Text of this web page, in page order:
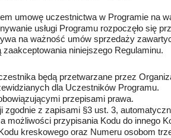
umowę uczestnictwa w Programie na
usługi Programu rozpoczęło się
na ważność umów sprzedaży
niniejszego Regulaminu.
będą przetwarzane przez
dla Uczestników Programu.
przepisami prawa.
z zapisami §3 ust. 3,
możliwości przypisania Kodu do innego
kreskowego oraz Numeru osobom